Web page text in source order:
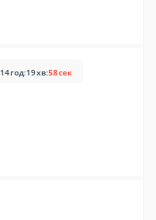
14год:19хв:57сек